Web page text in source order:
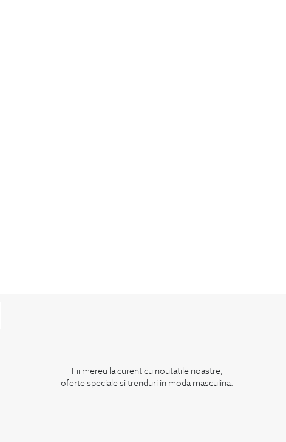
Fii mereu la curent cu noutatile noastre,
oferte speciale si trenduri in moda masculina.